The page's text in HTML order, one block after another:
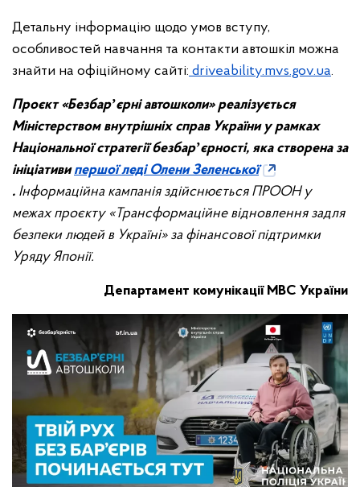
Детальну інформацію щодо умов вступу,
особливостей навчання та контакти автошкіл можна
знайти на офіційному сайті: driveability.mvs.gov.ua.
Проєкт «Безбарʼєрні автошколи» реалізується
Міністерством внутрішніх справ України у рамках
Національної стратегії безбарʼєрності, яка створена за
ініціативипершої леді Олени Зеленської
. Інформаційна кампанія здійснюється ПРООН у
межах проєкту «Трансформаційне відновлення задля
безпеки людей в Україні» за фінансової підтримки
Уряду Японії.
Департамент комунікації МВС України